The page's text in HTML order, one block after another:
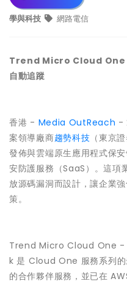
學與科技 網路電信
Trend Micro Cloud One
自動追蹤
香港 - Media OutReach -
案領導廠商趨勢科技 （東京
發佈與雲端原生應用程式保
安防護服務（SaaS）。這項
放源碼漏洞而設計，讓企業
策。
Trend Micro Cloud One
k 是 Cloud One 服務系列的
的合作夥伴服務，並已在